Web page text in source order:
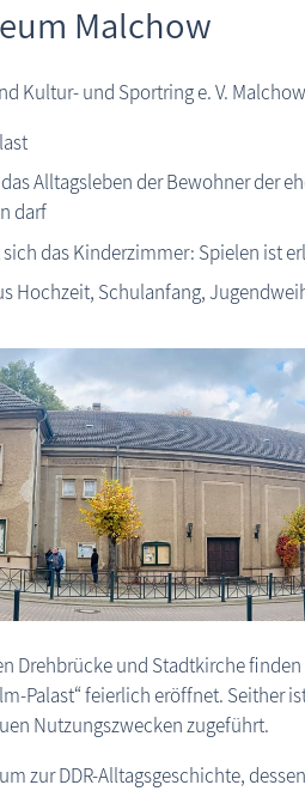
Malchow
Kultur- und Sportring e. V. Malchow
Alltagsleben der Bewohner der
darf
das Kinderzimmer: Spielen ist
Hochzeit, Schulanfang,
Drehbrücke und Stadtkirche finden
Palast“ feierlich eröffnet. Seither
Nutzungszwecken zugeführt.
zur DDR-Alltagsgeschichte,